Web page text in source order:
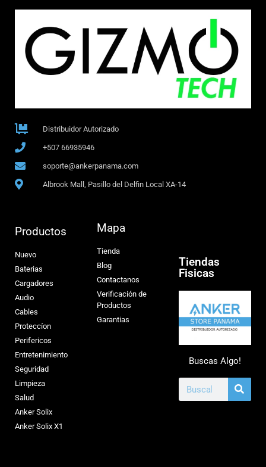
Distribuidor Autorizado
+507 66935946
soporte@ankerpanama.com
Albrook Mall, Pasillo del Delfin Local XA-14
Productos
Nuevo
Baterias
Cargadores
Audio
Cables
Proteccíon
Perifericos
Entretenimiento
Seguridad
Limpieza
Salud
Anker Solix
Anker Solix X1
Mapa
Tienda
Blog
Contactanos
Verificación de
Productos
Garantias
Tiendas
Fisicas
Buscas Algo!